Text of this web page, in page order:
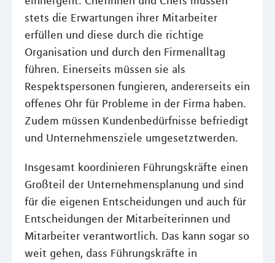
stets die Erwartungen ihrer Mitarbeiter
erfüllen und diese durch die richtige
Organisation und durch den Firmenalltag
führen. Einerseits müssen sie als
Respektspersonen fungieren, andererseits ein
offenes Ohr für Probleme in der Firma haben.
Zudem müssen Kundenbedürfnisse befriedigt
und Unternehmensziele umgesetztwerden.
Insgesamt koordinieren Führungskräfte einen
Großteil der Unternehmensplanung und sind
für die eigenen Entscheidungen und auch für
Entscheidungen der Mitarbeiterinnen und
Mitarbeiter verantwortlich. Das kann sogar so
weit gehen, dass Führungskräfte in